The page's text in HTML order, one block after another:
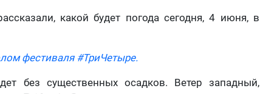
какой будет погода сегодня, 4 июня, в
фестиваля #ТриЧетыре.
без существенных осадков. Ветер западный,